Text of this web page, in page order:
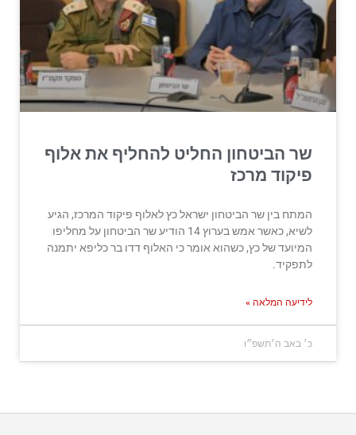
שר הביטחון החליט להחליף את אלוף
פיקוד מרכז
המתח בין שר הביטחון ישראל כץ לאלוף פיקוד המרכז, הגיע
לשיא, כאשר אמש בערוץ 14 הודיע שר הביטחון על מחליפו
המיועד של כץ, כשהוא אומר כי האלוף דדו בר כליפא יתמנה
לתפקיד.
לידיעה המלאה »
כ׳ באב ה׳תשפ״ו